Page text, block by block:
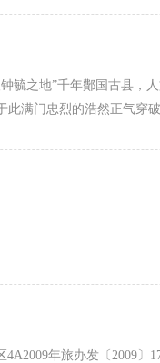
毓之地”千年鄪国古县，
此满门忠烈的浩然正气穿
年旅办发〔2009〕